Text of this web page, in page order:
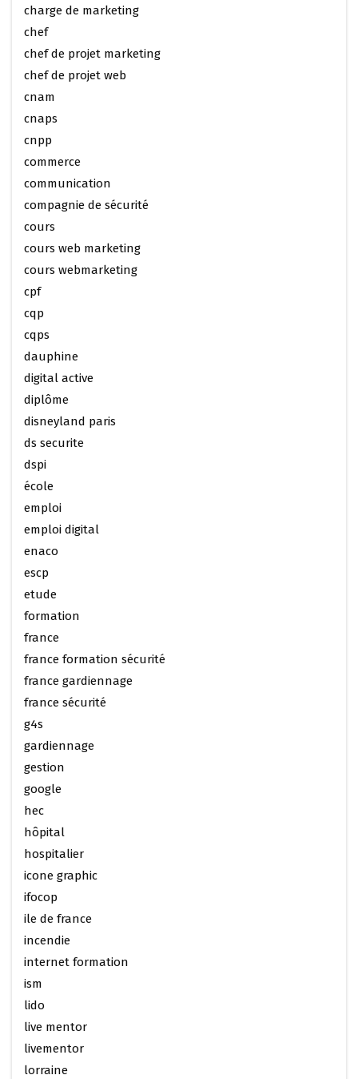
charge de marketing
chef
chef de projet marketing
chef de projet web
cnam
cnaps
cnpp
commerce
communication
compagnie de sécurité
cours
cours web marketing
cours webmarketing
cpf
cqp
cqps
dauphine
digital active
diplôme
disneyland paris
ds securite
dspi
école
emploi
emploi digital
enaco
escp
etude
formation
france
france formation sécurité
france gardiennage
france sécurité
g4s
gardiennage
gestion
google
hec
hôpital
hospitalier
icone graphic
ifocop
ile de france
incendie
internet formation
ism
lido
live mentor
livementor
lorraine